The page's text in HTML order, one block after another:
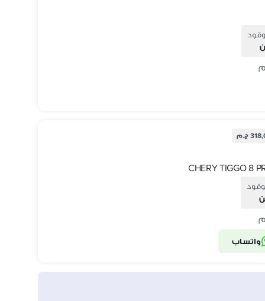
ج.م
واتساب